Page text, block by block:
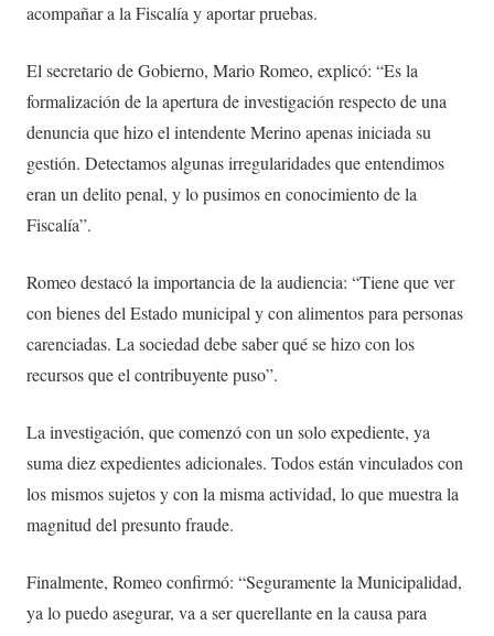
acompañar a la Fiscalía y aportar pruebas.
El secretario de Gobierno, Mario Romeo, explicó: “Es la
formalización de la apertura de investigación respecto de una
denuncia que hizo el intendente Merino apenas iniciada su
gestión. Detectamos algunas irregularidades que entendimos
eran un delito penal, y lo pusimos en conocimiento de la
Fiscalía”.
Romeo destacó la importancia de la audiencia: “Tiene que ver
con bienes del Estado municipal y con alimentos para personas
carenciadas. La sociedad debe saber qué se hizo con los
recursos que el contribuyente puso”.
La investigación, que comenzó con un solo expediente, ya
suma diez expedientes adicionales. Todos están vinculados con
los mismos sujetos y con la misma actividad, lo que muestra la
magnitud del presunto fraude.
Finalmente, Romeo confirmó: “Seguramente la Municipalidad,
ya lo puedo asegurar, va a ser querellante en la causa para